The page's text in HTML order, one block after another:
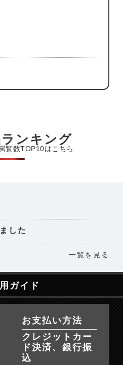
ンキング
覧数TOP10はこちら
した
一覧を見る
ガイド
お支払い方法
クレジットカー
ド決済、銀行振
込